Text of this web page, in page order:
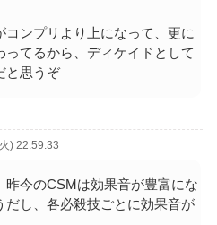
ンプリより上になって、更に
ってるから、ディケイドとして
と思うぞ
) 22:59:33
昨今のCSMは効果音が豊富にな
だし、各必殺技ごとに効果音が